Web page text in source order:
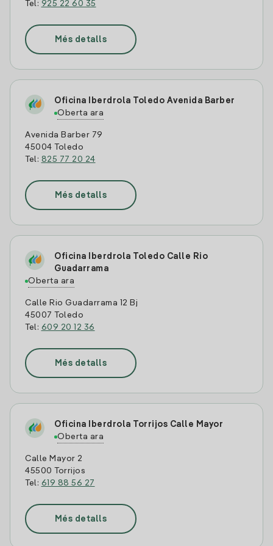
Tel: 925 22 60 35
Més detalls
Oficina Iberdrola Toledo Avenida Barber
Oberta ara
Avenida Barber 79
45004 Toledo
Tel: 825 77 20 24
Més detalls
Oficina Iberdrola Toledo Calle Rio
Guadarrama
Oberta ara
Calle Rio Guadarrama 12 Bj
45007 Toledo
Tel: 609 20 12 36
Més detalls
Oficina Iberdrola Torrijos Calle Mayor
Oberta ara
Calle Mayor 2
45500 Torrijos
Tel: 619 88 56 27
Més detalls